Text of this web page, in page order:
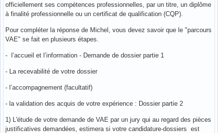
officiellement ses compétences professionnelles, par un titre, un diplôme
à finalité professionnelle ou un certificat de qualification (CQP).
Pour compléter la réponse de Michel, vous devez savoir que le "parcours
VAE" se fait en plusieurs étapes.
- l’accueil et l’information - Demande de dossier partie 1
- La recevabilité de votre dossier
- l’accompagnement (facultatif)
- la validation des acquis de votre expérience : Dossier partie 2
1) L'étude de votre demande de VAE par un jury qui au regard des pièces
justificatives demandées, estimera si votre candidature-dossiers est